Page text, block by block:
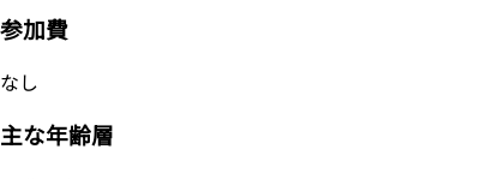
参加費
なし
主な年齢層